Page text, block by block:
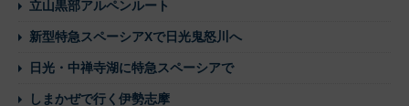
立山黒部アルペンルート
新型特急スペーシアXで日光鬼怒川へ
日光・中禅寺湖に特急スペーシアで
しまかぜで行く伊勢志摩